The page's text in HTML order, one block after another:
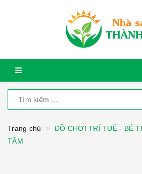
Trang chủ
ĐỒ CHƠI TRÍ TUỆ - BÉ
TÂM